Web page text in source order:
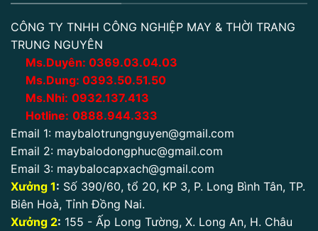
CÔNG TY TNHH CÔNG NGHIỆP MAY & THỜI TRANG
TRUNG NGUYÊN
Ms.Duyên: 0369.03.04.03
Ms.Dung: 0393.50.51.50
Ms.Nhi: 0932.137.413
Hotline: 0888.944.333
Email 1: maybalotrungnguyen@gmail.com
Email 2: maybalodongphuc@gmail.com
Email 3: maybalocapxach@gmail.com
Xưởng 1: Số 390/60, tổ 20, KP 3, P. Long Bình Tân, TP.
Biên Hoà, Tỉnh Đồng Nai.
Xưởng 2: 155 - Ấp Long Tường, X. Long An, H. Châu